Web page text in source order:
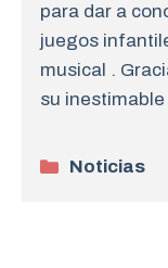
para dar a
juegos
musical .
su
Categorías
Noticias